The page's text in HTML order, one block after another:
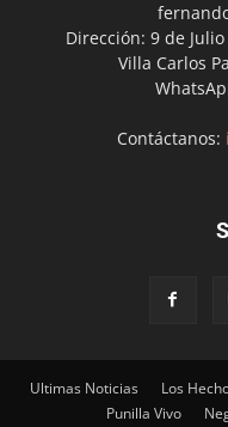
Dirección: 9 de Julio
Villa Carlos
Contáctanos:
Ultimas Noticias Los
Punilla Vivo